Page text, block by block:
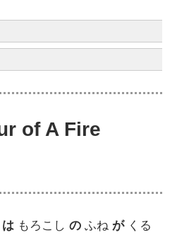
of A Fire
は もろこしの ふねがくる